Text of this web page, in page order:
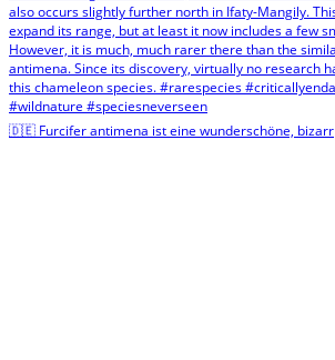
🇩🇪 Furcifer antimena ist eine wunderschöne, bizarr